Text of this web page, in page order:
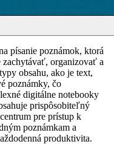
písanie poznámok, ktorá
organizovať a
obsahu, ako je text,
poznámky, čo
digitálne notebooky
prispôsobiteľný
pre prístup k
poznámkam a
produktivita.